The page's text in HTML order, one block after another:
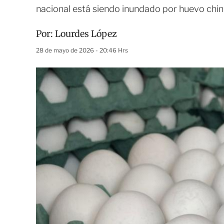
nacional está siendo inundado por huevo
Por: Lourdes López
28 de mayo de 2026 - 20:46 Hrs